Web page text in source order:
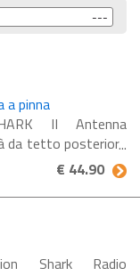
a pinna
II Antenna
da tetto posteriore
radio AM/FM
DATI TECNICI:
...
€ 44.90
Shark Radio